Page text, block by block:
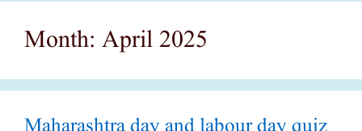
Month: April 2025